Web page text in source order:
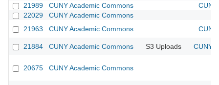
21989
CUNY Academic Commons
22029
CUNY Academic Commons
21963
CUNY Academic Commons
21884 CUNY Academic Commons S3 Uploads CUNY
20675 CUNY Academic Commons